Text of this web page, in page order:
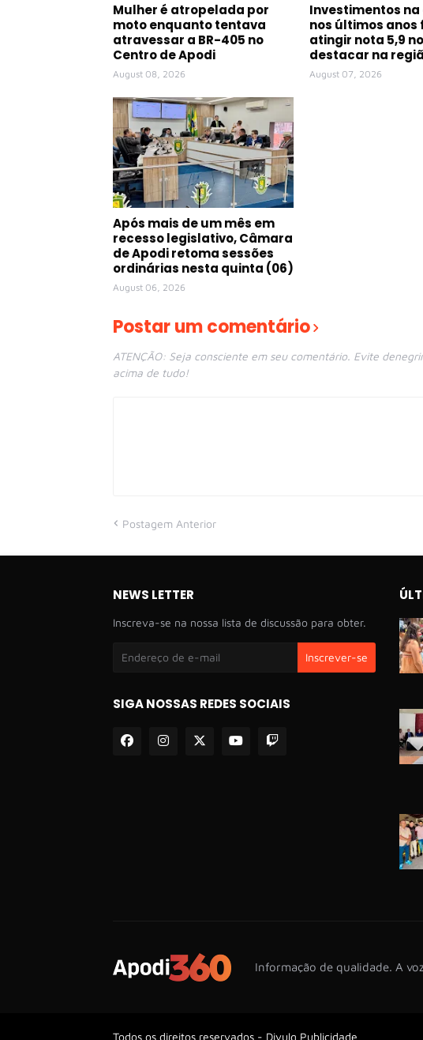
Mulher é atropelada por
moto enquanto tentava
atravessar a BR-405 no
Centro de Apodi
August 08, 2026
Investimentos
nos últimos anos
atingir nota 5,9
destacar na
August 07, 2026
Após mais de um mês em
recesso legislativo, Câmara
de Apodi retoma sessões
ordinárias nesta quinta (06)
August 06, 2026
Postar um comentário
ATENÇÃO: Seja consciente em seu comentário. Evite
acima de tudo!
Postagem Anterior
NEWS LETTER
Inscreva-se na nossa lista de discussão para obter.
SIGA NOSSAS REDES SOCIAIS
Informação de qualidade. A
Todos os direitos reservados - Divulg Publicidade